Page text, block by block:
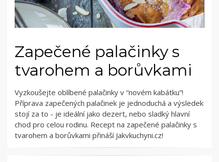
Zapečené palačinky s
tvarohem a borůvkami
Vyzkoušejte oblíbené palačinky v “novém kabátku”!
Příprava zapečených palačinek je jednoduchá a výsledek
stojí za to - je ideální jako dezert, nebo sladký hlavní
chod pro celou rodinu. Recept na zapečené palačinky s
tvarohem a borůvkami přináší Jakvkuchyni.cz!